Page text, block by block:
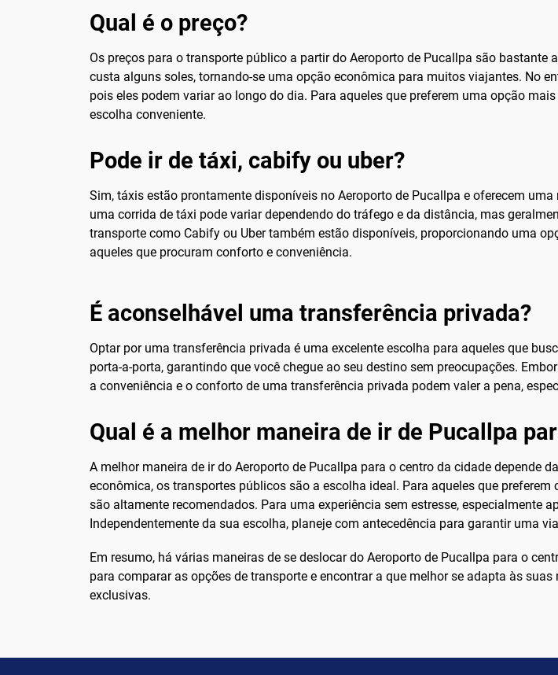
Qual é o preço?
Os preços para o transporte público a partir do Aeroporto de Pucallpa são
custa alguns soles, tornando-se uma opção econômica para muitos viajantes. No
pois eles podem variar ao longo do dia. Para aqueles que preferem uma opção
escolha conveniente.
Pode ir de táxi, cabify ou uber?
Sim, táxis estão prontamente disponíveis no Aeroporto de Pucallpa e oferecem
uma corrida de táxi pode variar dependendo do tráfego e da distância, mas
transporte como Cabify ou Uber também estão disponíveis, proporcionando uma
aqueles que procuram conforto e conveniência.
É aconselhável uma transferência privada?
Optar por uma transferência privada é uma excelente escolha para aqueles que
porta-a-porta, garantindo que você chegue ao seu destino sem preocupações.
a conveniência e o conforto de uma transferência privada podem valer a pena,
Qual é a melhor maneira de ir de Pucallpa
A melhor maneira de ir do Aeroporto de Pucallpa para o centro da cidade depende
econômica, os transportes públicos são a escolha ideal. Para aqueles que
são altamente recomendados. Para uma experiência sem estresse, especialmente
Independentemente da sua escolha, planeje com antecedência para garantir uma
Em resumo, há várias maneiras de se deslocar do Aeroporto de Pucallpa para o
para comparar as opções de transporte e encontrar a que melhor se adapta às suas
exclusivas.